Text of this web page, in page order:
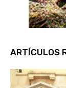
ARTÍCULOS